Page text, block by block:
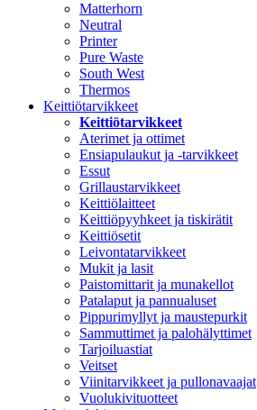
Matterhorn
Neutral
Printer
Pure Waste
South West
Thermos
Keittiötarvikkeet
Keittiötarvikkeet
Aterimet ja ottimet
Ensiapulaukut ja -tarvikkeet
Essut
Grillaustarvikkeet
Keittiölaitteet
Keittiöpyyhkeet ja tiskirätit
Keittiösetit
Leivontatarvikkeet
Mukit ja lasit
Paistomittarit ja munakellot
Patalaput ja pannualuset
Pippurimyllyt ja maustepurkit
Sammuttimet ja palohälyttimet
Tarjoiluastiat
Veitset
Viinitarvikkeet ja pullonavaajat
Vuolukivituotteet